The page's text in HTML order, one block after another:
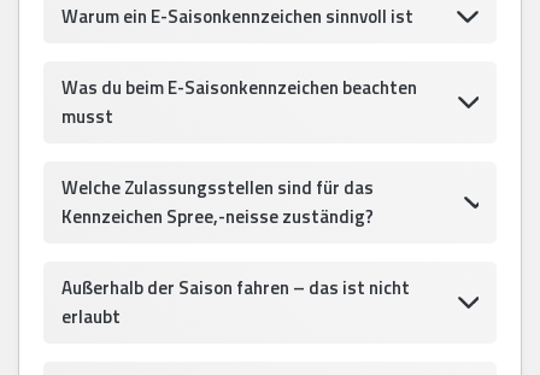
Warum ein E-Saisonkennzeichen sinnvoll ist
Was du beim E-Saisonkennzeichen beachten
musst
Welche Zulassungsstellen sind für das
Kennzeichen Spree,-neisse zuständig?
Außerhalb der Saison fahren – das ist nicht
erlaubt